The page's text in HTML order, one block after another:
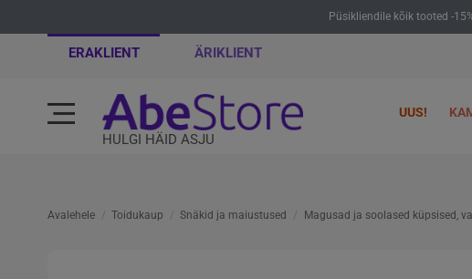
Püsikliendile kõik tooted -
ERAKLIENT ÄRIKLIENT
HULGI HÄID ASJU
UUS!
Avalehele Toidukaup Snäkid ja maiustused Magusad ja soolased küpsised,